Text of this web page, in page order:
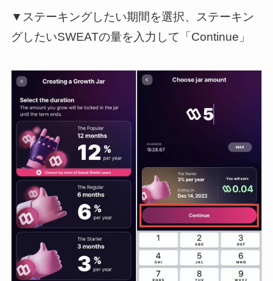
▼ステーキングしたい期間を選択、ステーキン
グしたいSWEATの量を入力して「Continue」